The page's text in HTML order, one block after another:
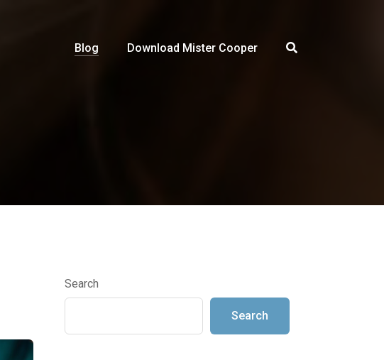
Blog Download Mister Cooper
Search
Search